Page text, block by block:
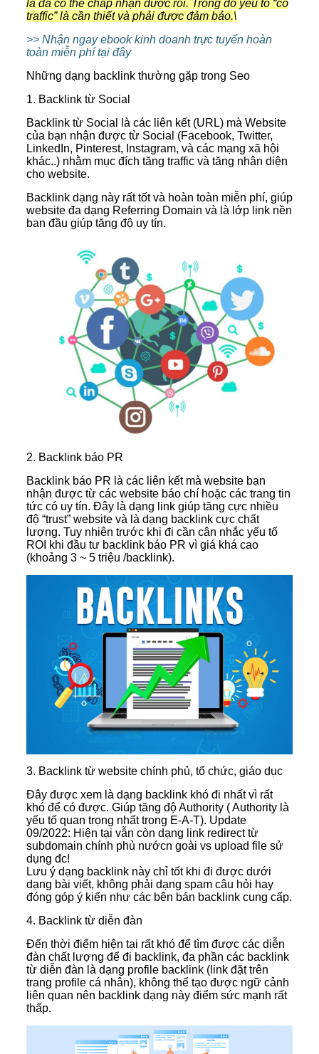
là đã có thể chấp nhận được rồi. Trong đó yếu tố “có
traffic” là cần thiết và phải được đảm bảo.\
>> Nhận ngay ebook kinh doanh trực tuyến hoàn
toàn miễn phí tại đây
Những dạng backlink thường gặp trong Seo
1. Backlink từ Social
Backlink từ Social là các liên kết (URL) mà Website
của bạn nhận được từ Social (Facebook, Twitter,
LinkedIn, Pinterest, Instagram, và các mạng xã hội
khác..) nhằm mục đích tăng traffic và tăng nhân diện
cho website.
Backlink dạng này rất tốt và hoàn toàn miễn phí, giúp
website đa dạng Referring Domain và là lớp link nền
ban đầu giúp tăng độ uy tín.
2. Backlink báo PR
Backlink báo PR là các liên kết mà website bạn
nhận được từ các website báo chí hoặc các trang tin
tức có uy tín. Đây là dạng link giúp tăng cực nhiều
độ “trust” website và là dạng backlink cực chất
lượng. Tuy nhiên trước khi đi cần cân nhắc yếu tố
ROI khi đầu tư backlink báo PR vì giá khá cao
(khoảng 3 ~ 5 triệu /backlink).
3. Backlink từ website chính phủ, tổ chức, giáo dục
Đây được xem là dạng backlink khó đi nhất vì rất
khó để có được. Giúp tăng độ Authority ( Authority là
yếu tố quan trọng nhất trong E-A-T). Update
09/2022: Hiện tại vẫn còn dạng link redirect từ
subdomain chính phủ nướcn goài vs upload file sử
dụng đc!
Lưu ý dạng backlink này chỉ tốt khi đi được dưới
dạng bài viết, không phải dạng spam câu hỏi hay
đóng góp ý kiến như các bên bán backlink cung cấp.
4. Backlink từ diễn đàn
Đến thời điểm hiện tại rất khó để tìm được các diễn
đàn chất lượng để đi backlink, đa phần các backlink
từ diễn đàn là dạng profile backlink (link đặt trên
trang profile cá nhân), không thể tạo được ngữ cảnh
liên quan nên backlink dạng này điểm sức mạnh rất
thấp.